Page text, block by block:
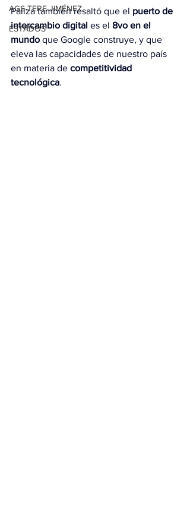
AGS-TERE JIMÉNEZ
ESTADOS
Paliza también resaltó que el puerto de
intercambio digital es el 8vo en el
mundo que Google construye, y que
eleva las capacidades de nuestro país
en materia de competitividad
tecnológica.